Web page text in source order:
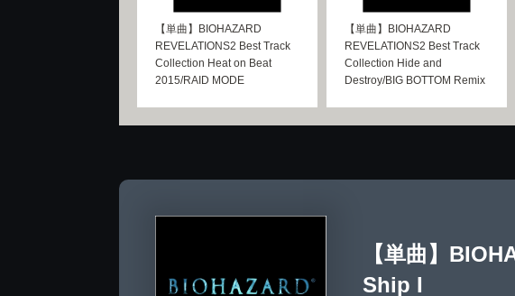
【単曲】BIOHAZARD
REVELATIONS2 Best Track
Collection Heat on Beat
2015/RAID MODE
【単曲】BIOHAZARD
REVELATIONS2 Best Track
Collection Hide and
Destroy/BIG BOTTOM Remix
【単曲】
Ship I